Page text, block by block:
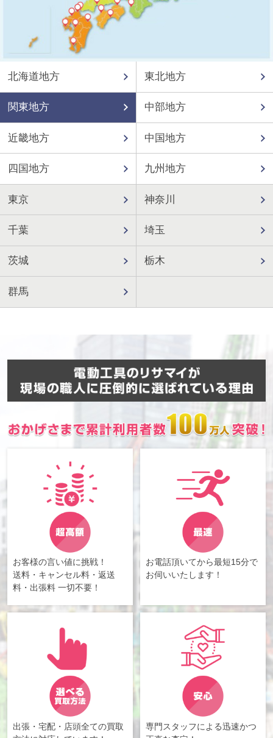
北海道地方 東北地方
関東地方 中部地方
近畿地方 中国地方
四国地方 九州地方
東京 神奈川
千葉 埼玉
茨城 栃木
群馬
お客様の言い値に挑戦！
送料・キャンセル料・返送
料・出張料 一切不要！
お電話頂いてから最短15分で
お伺いいたします！
出張・宅配・店頭全ての買取
専門スタッフによる迅速かつ